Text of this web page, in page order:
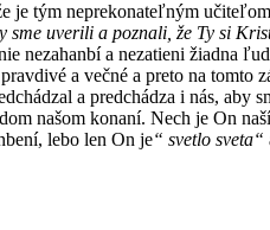
je tým neprekonateľným
uverili a poznali, že Ty si
nezahanbí a nezatieni žiadna
a večné a preto na tomto
a predchádza i nás,
našom konaní. Nech je On
lebo len On je“ svetlo sveta“